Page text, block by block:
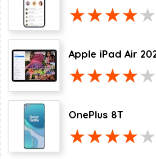
Apple iPad Air
OnePlus 8T